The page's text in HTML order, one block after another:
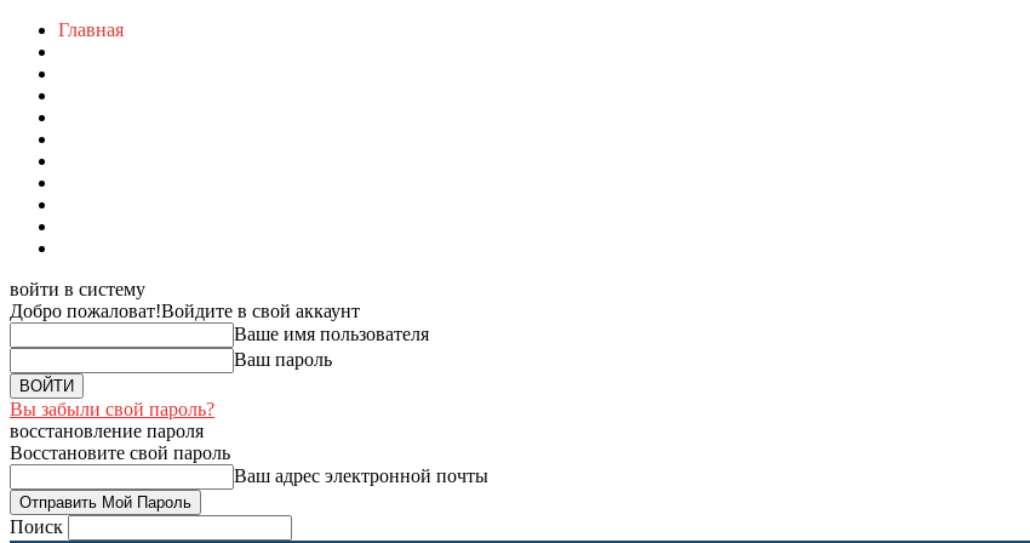
Главная
войти в систему
Добро пожаловат!Войдите в свой аккаунт
Ваше имя пользователя
Ваш пароль
Вы забыли свой пароль?
восстановление пароля
Восстановите свой пароль
Ваш адрес электронной почты
Поиск